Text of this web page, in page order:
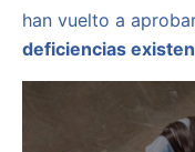
han vuelto a
deficiencias